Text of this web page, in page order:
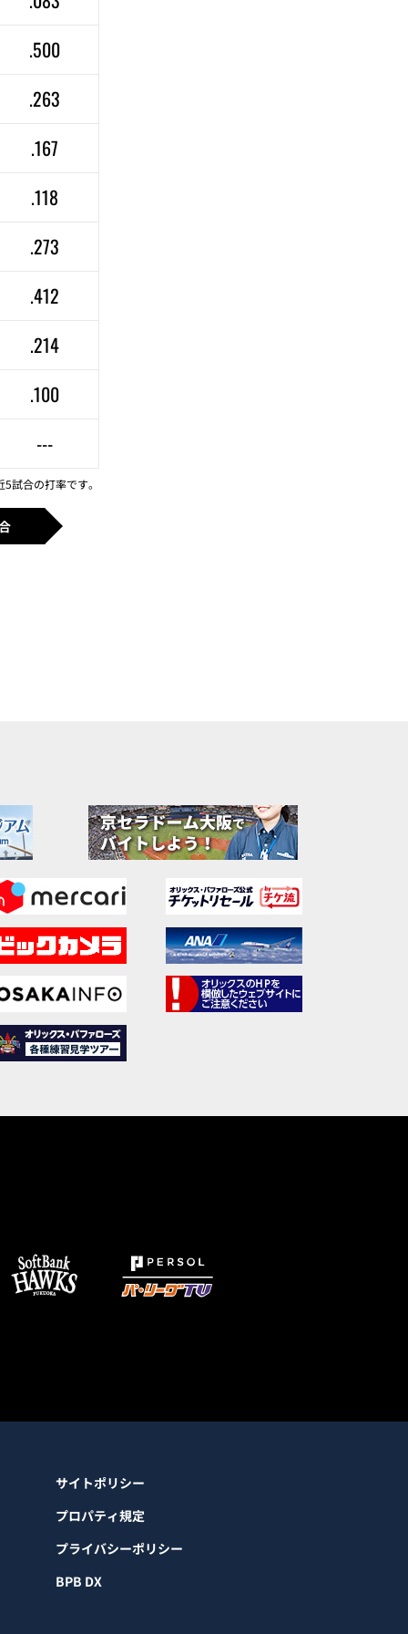
.500
.263
.167
.118
.273
.412
.214
.100
---
試合の打率です。
サイトポリシー
プロパティ規定
プライバシーポリシー
BPB DX